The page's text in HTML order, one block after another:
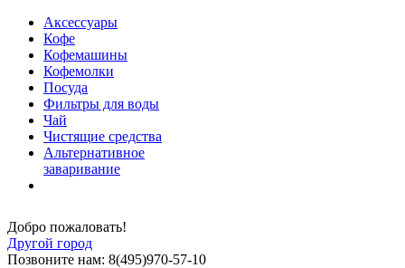
Аксессуары
Кофе
Кофемашины
Кофемолки
Посуда
Фильтры для воды
Чай
Чистящие средства
Альтернативное
заваривание
Добро пожаловать!
Другой город
Позвоните нам: 8(495)970-57-10